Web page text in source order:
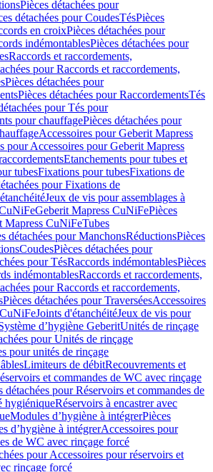
Pièces détachées pour
détachées pour CoudesTésPièces
en croixPièces détachées pour
indémontablesPièces détachées pour
Raccords et raccordements,
pour Raccords et raccordements,
Pièces détachées pour
Pièces détachées pour RaccordementsTés
pour Tés pour
pour chauffagePièces détachées pour
Accessoires pour Geberit Mapress
pour Accessoires pour Geberit Mapress
Etanchements pour tubes et
tubesFixations pour tubesFixations de
pour Fixations de
Jeux de vis pour assemblages à
Geberit Mapress CuNiFePièces
Mapress CuNiFeTubes
détachées pour ManchonsRéductionsPièces
CoudesPièces détachées pour
pour TésRaccords indémontablesPièces
indémontablesRaccords et raccordements,
pour Raccords et raccordements,
Pièces détachées pour TraverséesAccessoires
Joints d'étanchéitéJeux de vis pour
d’hygiène GeberitUnités de rinçage
pour Unités de rinçage
pour unités de rinçage
Limiteurs de débitRecouvrements et
et commandes de WC avec rinçage
détachées pour Réservoirs et commandes de
hygiéniqueRéservoirs à encastrer avec
Modules d’hygiène à intégrerPièces
d’hygiène à intégrerAccessoires pour
de WC avec rinçage forcé
pour Accessoires pour réservoirs et
rinçage forcé